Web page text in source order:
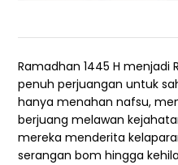
Ramadhan 1445 H menjadi
penuh perjuangan untuk
hanya menahan nafsu,
berjuang melawan
mereka menderita
serangan bom hingga